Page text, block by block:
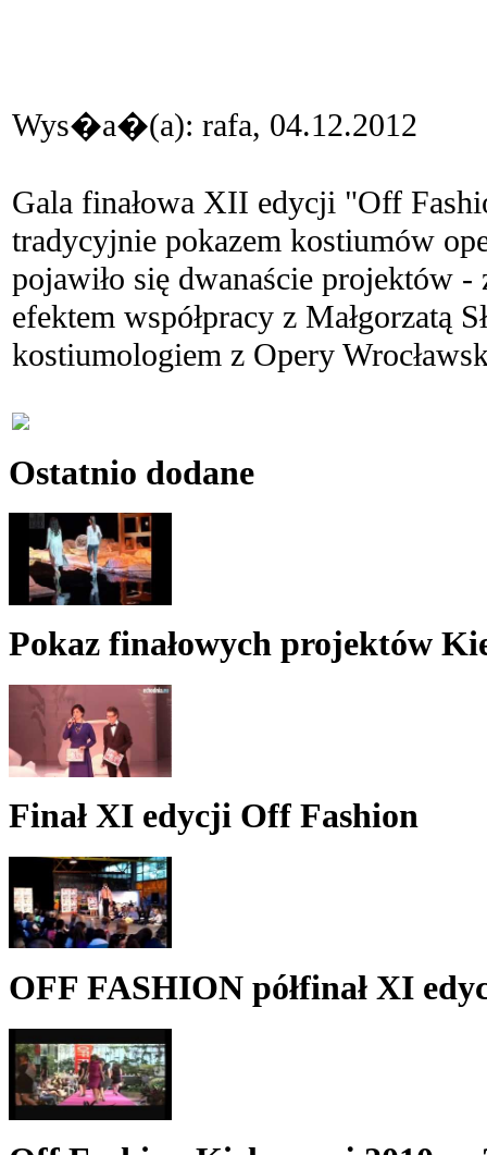
Wys�a�(a): rafa, 04.12.2012
Gala finałowa XII edycji "Off
tradycyjnie pokazem kostiumów
pojawiło się dwanaście projektów
efektem współpracy z Małgorzatą
kostiumologiem z Opery
Ostatnio dodane
Pokaz finałowych projektów
Finał XI edycji Off Fashion
OFF FASHION półfinał XI